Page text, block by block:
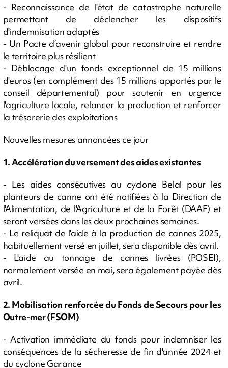
- Reconnaissance de l'état de catastrophe naturelle
permettant de déclencher les dispositifs
d'indemnisation adaptés
- Un Pacte d’avenir global pour reconstruire et rendre
le territoire plus résilient
- Déblocage d'un fonds exceptionnel de 15 millions
d'euros (en complément des 15 millions apportés par le
conseil départemental) pour soutenir en urgence
l'agriculture locale, relancer la production et renforcer
la trésorerie des exploitations
Nouvelles mesures annoncées ce jour
1. Accélération du versement des aides existantes
- Les aides consécutives au cyclone Belal pour les
planteurs de canne ont été notifiées à la Direction de
l'Alimentation, de l'Agriculture et de la Forêt (DAAF) et
seront versées dans les deux prochaines semaines.
- Le reliquat de l'aide à la production de cannes 2025,
habituellement versé en juillet, sera disponible dès avril.
- L'aide au tonnage de cannes livrées (POSEI),
normalement versée en mai, sera également payée dès
avril.
2. Mobilisation renforcée du Fonds de Secours pour les
Outre-mer (FSOM)
- Activation immédiate du fonds pour indemniser les
conséquences de la sécheresse de fin d'année 2024 et
du cyclone Garance